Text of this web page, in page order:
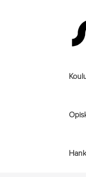
Siirry
Siirry